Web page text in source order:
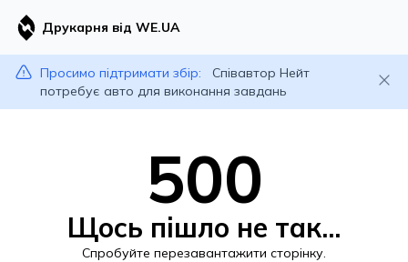
Друкарня від WE.UA
Просимо підтримати збір:
Співавтор Нейт
потребує авто для виконання завдань
500
Щось пішло не так...
Спробуйте перезавантажити сторінку.